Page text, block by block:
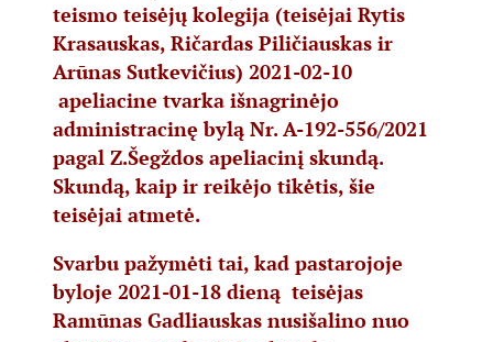
teismo teisėjų kolegija (teisėjai Rytis
Krasauskas, Ričardas Piličiauskas ir
Arūnas Sutkevičius) 2021-02-10
apeliacine tvarka išnagrinėjo
administracinę bylą Nr. A-192-556/2021
pagal Z.Šegždos apeliacinį skundą.
Skundą, kaip ir reikėjo tikėtis, šie
teisėjai atmetė.
Svarbu pažymėti tai, kad pastarojoje
byloje 2021-01-18 dieną teisėjas
Ramūnas Gadliauskas nusišalino nuo